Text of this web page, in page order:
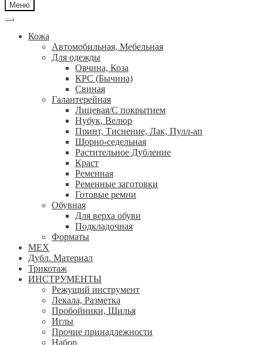
Меню
Кожа
Автомобильная, Мебельная
Для одежды
Овчина, Коза
КРС (Бычина)
Свиная
Галантерейная
Лицевая/С покрытием
Нубук, Велюр
Принт, Тиснение, Лак, Пулл-ап
Шорно-седельная
Растительное Дубление
Краст
Ременная
Ременные заготовки
Готовые ремни
Обувная
Для верха обуви
Подкладочная
Форматы
МЕХ
Дубл. Материал
Трикотаж
ИНСТРУМЕНТЫ
Режущий инструмент
Лекала, Разметка
Пробойники, Шилья
Иглы
Прочие принадлежности
Набор